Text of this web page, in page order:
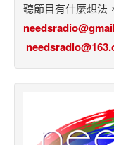
聽節目有什麼想法